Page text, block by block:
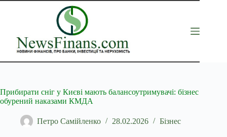
Перейти
Прибирати сніг у Києві мають балансоутримувачі: бізнес
обурений наказами КМДА
Петро Самійленко 28.02.2026 Бізнес